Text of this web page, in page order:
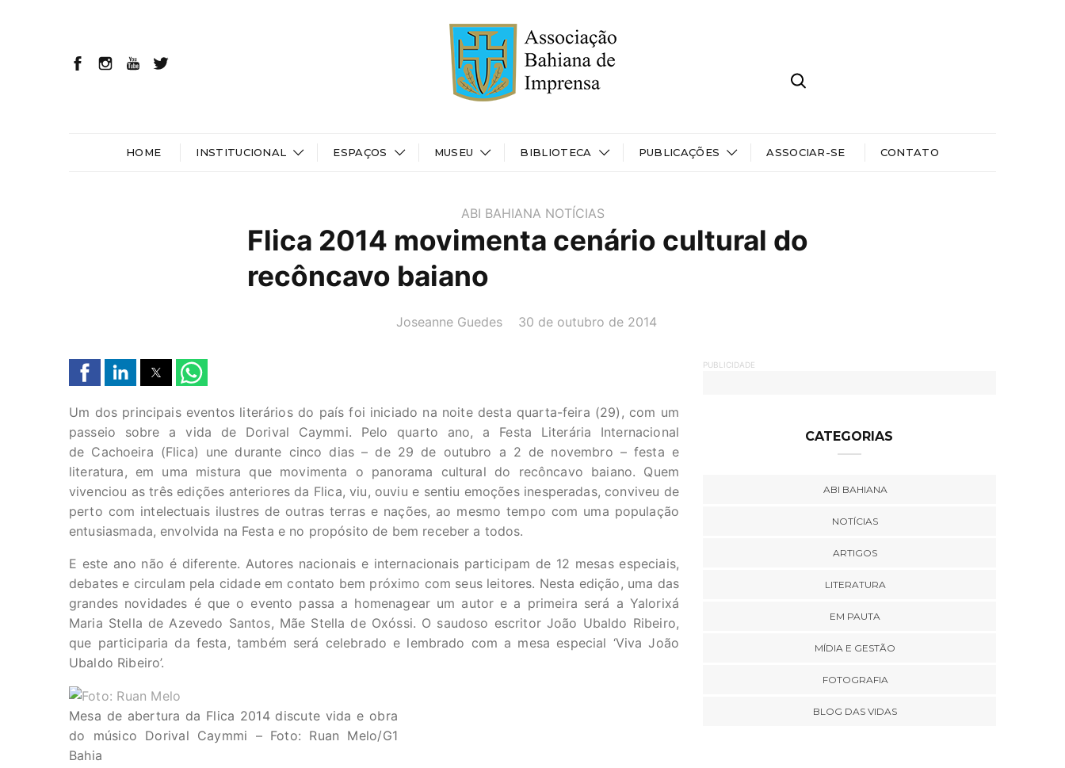
HOME INSTITUCIONAL ESPAÇOS MUSEU BIBLIOTECA PUBLICAÇÕES ASSOCIAR-SE CONTATO
ABI BAHIANA NOTÍCIAS
Flica 2014 movimenta cenário cultural do
recôncavo baiano
AUTOR(A):
Joseanne Guedes DATA:
30 de outubro de 2014
Um dos principais eventos literários do país foi iniciado na noite desta quarta-feira (29), com um
passeio sobre a vida de Dorival Caymmi. Pelo quarto ano, a Festa Literária Internacional
de Cachoeira (Flica) une durante cinco dias – de 29 de outubro a 2 de novembro – festa e
literatura, em uma mistura que movimenta o panorama cultural do recôncavo baiano. Quem
vivenciou as três edições anteriores da Flica, viu, ouviu e sentiu emoções inesperadas, conviveu de
perto com intelectuais ilustres de outras terras e nações, ao mesmo tempo com uma população
entusiasmada, envolvida na Festa e no propósito de bem receber a todos.
E este ano não é diferente. Autores nacionais e internacionais participam de 12 mesas especiais,
debates e circulam pela cidade em contato bem próximo com seus leitores. Nesta edição, uma das
grandes novidades é que o evento passa a homenagear um autor e a primeira será a Yalorixá
Maria Stella de Azevedo Santos, Mãe Stella de Oxóssi. O saudoso escritor João Ubaldo Ribeiro,
que participaria da festa, também será celebrado e lembrado com a mesa especial ‘Viva João
Ubaldo Ribeiro’.
Mesa de abertura da Flica 2014 discute vida e obra
do músico Dorival Caymmi – Foto: Ruan Melo/G1
Bahia
PUBLICIDADE
CATEGORIAS
ABI BAHIANA
NOTÍCIAS
ARTIGOS
LITERATURA
EM PAUTA
MÍDIA E GESTÃO
FOTOGRAFIA
BLOG DAS VIDAS